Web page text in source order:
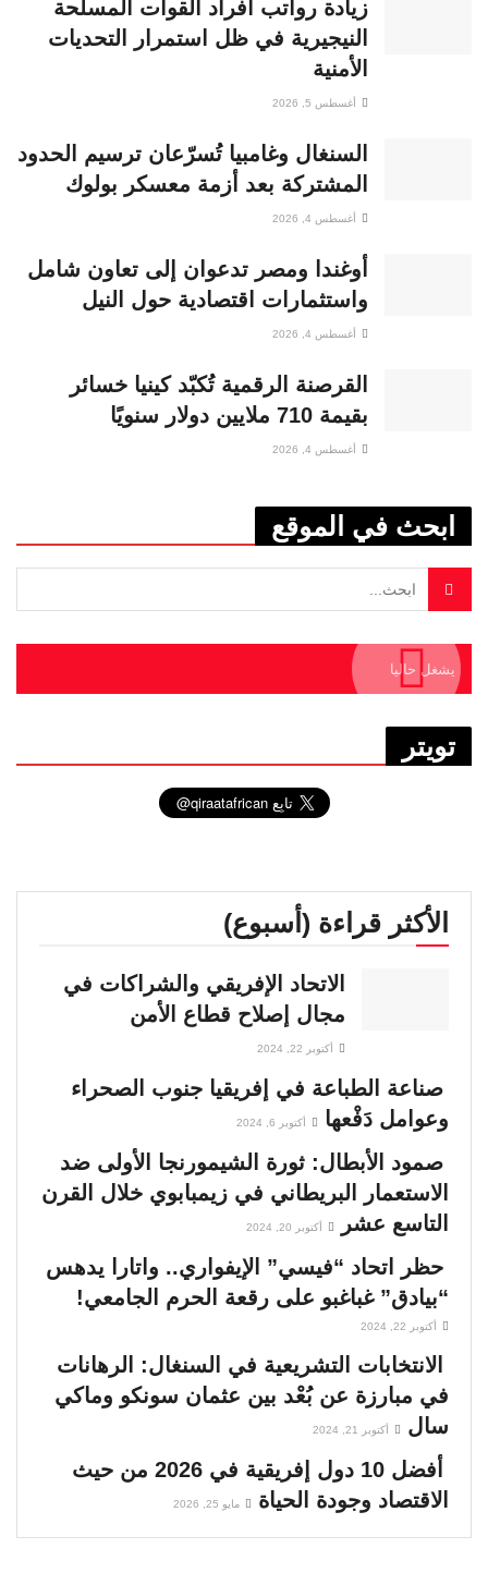
زيادة رواتب أفراد القوات المسلحة
النيجيرية في ظل استمرار التحديات
الأمنية
أغسطس 5, 2026
السنغال وغامبيا تُسرّعان ترسيم الحدود
المشتركة بعد أزمة معسكر بولوك
أغسطس 4, 2026
أوغندا ومصر تدعوان إلى تعاون شامل
واستثمارات اقتصادية حول النيل
أغسطس 4, 2026
القرصنة الرقمية تُكبّد كينيا خسائر
بقيمة 710 ملايين دولار سنويًا
أغسطس 4, 2026
ابحث في الموقع
يشغل حاليا
تويتر
الأكثر قراءة (أسبوع)
الاتحاد الإفريقي والشراكات في
مجال إصلاح قطاع الأمن
أكتوبر 22, 2024
صناعة الطباعة في إفريقيا جنوب الصحراء
وعوامل دَفْعها
أكتوبر 6, 2024
صمود الأبطال: ثورة الشيمورنجا الأولى ضد
الاستعمار البريطاني في زيمبابوي خلال القرن
التاسع عشر
أكتوبر 20, 2024
حظر اتحاد “فيسي” الإيفواري.. واتارا يدهس
“بيادق” غباغبو على رقعة الحرم الجامعي!
أكتوبر 22, 2024
الانتخابات التشريعية في السنغال: الرهانات
في مبارزة عن بُعْد بين عثمان سونكو وماكي
سال
أكتوبر 21, 2024
أفضل 10 دول إفريقية في 2026 من حيث
الاقتصاد وجودة الحياة
مايو 25, 2026